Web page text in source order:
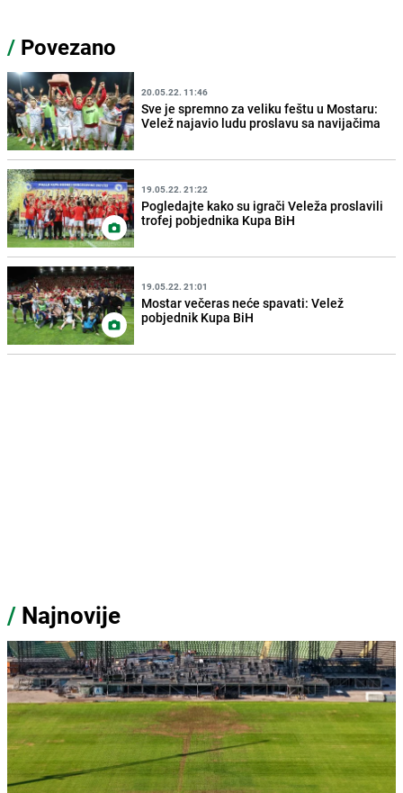
/ Povezano
20.05.22. 11:46
Sve je spremno za veliku feštu u Mostaru:
Velež najavio ludu proslavu sa navijačima
19.05.22. 21:22
Pogledajte kako su igrači Veleža proslavili
trofej pobjednika Kupa BiH
19.05.22. 21:01
Mostar večeras neće spavati: Velež
pobjednik Kupa BiH
/ Najnovije